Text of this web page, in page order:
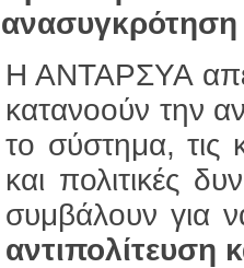
ανασυγκρότηση
Η ΑΝΤΑΡΣΥΑ
κατανοούν την
το σύστημα, τις
και πολιτικές
συμβάλουν για
αντιπολίτευση